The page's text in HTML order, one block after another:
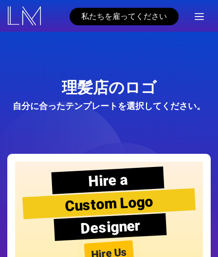
私たちを雇ってください
理髪店のロゴ
自分に合ったテンプレートを選択してください。
Hire a
Custom Logo
Designer
Hire Us